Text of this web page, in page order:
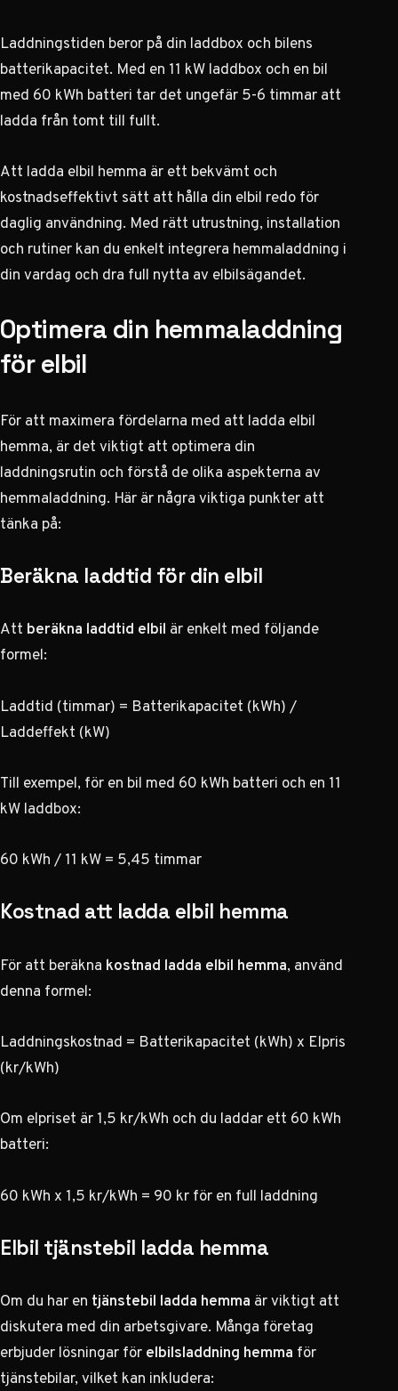
Laddningstiden beror på din laddbox och bilens
batterikapacitet. Med en 11 kW laddbox och en bil
med 60 kWh batteri tar det ungefär 5-6 timmar att
ladda från tomt till fullt.
Att ladda elbil hemma är ett bekvämt och
kostnadseffektivt sätt att hålla din elbil redo för
daglig användning. Med rätt utrustning, installation
och rutiner kan du enkelt integrera hemmaladdning i
din vardag och dra full nytta av elbilsägandet.
Optimera din hemmaladdning
för elbil
För att maximera fördelarna med att ladda elbil
hemma, är det viktigt att optimera din
laddningsrutin och förstå de olika aspekterna av
hemmaladdning. Här är några viktiga punkter att
tänka på:
Beräkna laddtid för din elbil
Att beräkna laddtid elbil är enkelt med följande
formel:
Laddtid (timmar) = Batterikapacitet (kWh) /
Laddeffekt (kW)
Till exempel, för en bil med 60 kWh batteri och en 11
kW laddbox:
60 kWh / 11 kW = 5,45 timmar
Kostnad att ladda elbil hemma
För att beräkna kostnad ladda elbil hemma, använd
denna formel:
Laddningskostnad = Batterikapacitet (kWh) x Elpris
(kr/kWh)
Om elpriset är 1,5 kr/kWh och du laddar ett 60 kWh
batteri:
60 kWh x 1,5 kr/kWh = 90 kr för en full laddning
Elbil tjänstebil ladda hemma
Om du har en tjänstebil ladda hemma är viktigt att
diskutera med din arbetsgivare. Många företag
erbjuder lösningar förelbilsladdning hemma för
tjänstebilar, vilket kan inkludera: